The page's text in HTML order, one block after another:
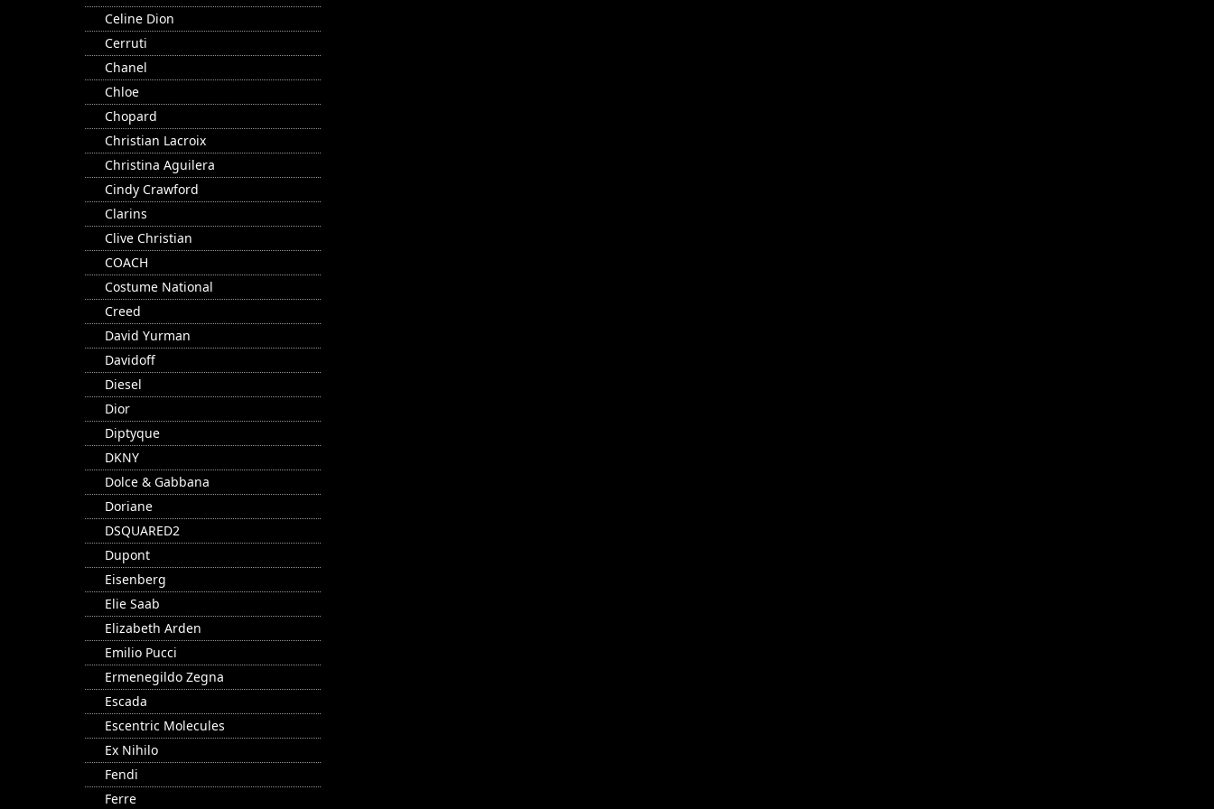
Celine Dion
Cerruti
Chanel
Chloe
Chopard
Christian Lacroix
Christina Aguilera
Cindy Crawford
Clarins
Clive Christian
COACH
Costume National
Creed
David Yurman
Davidoff
Diesel
Dior
Diptyque
DKNY
Dolce & Gabbana
Doriane
DSQUARED2
Dupont
Eisenberg
Elie Saab
Elizabeth Arden
Emilio Pucci
Ermenegildo Zegna
Escada
Escentric Molecules
Ex Nihilo
Fendi
Ferre